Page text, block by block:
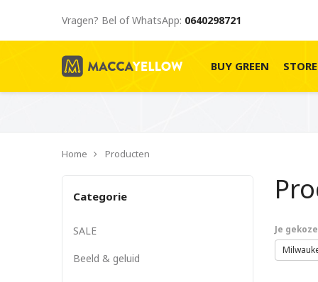
Vragen? Bel of WhatsApp: 0640298721
BUY GREEN STORE
Home Producten
Categorie
SALE
Beeld & geluid
Je